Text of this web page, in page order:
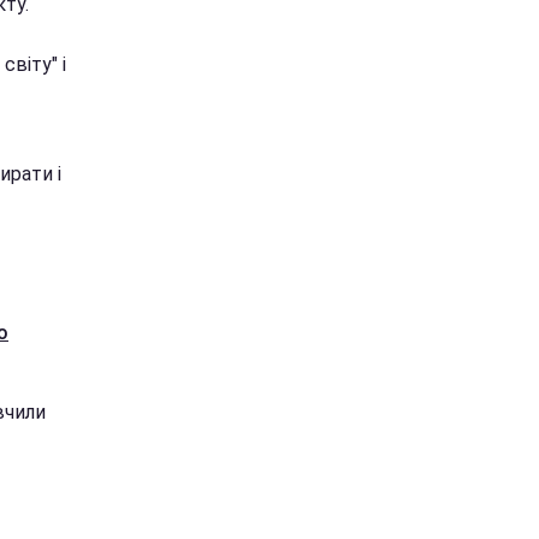
і
і